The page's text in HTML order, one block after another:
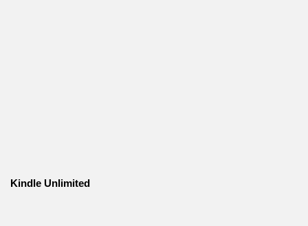
Kindle Unlimited